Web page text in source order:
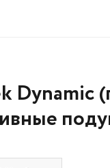
Dynamic